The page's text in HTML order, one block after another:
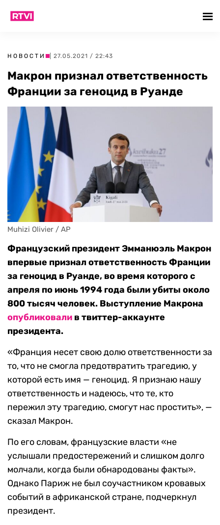
НОВОСТИ | 27.05.2021 / 22:43
Макрон признал ответственность
Франции за геноцид в Руанде
Muhizi Olivier / AP
Французский президент Эмманюэль Макрон
впервые признал ответственность Франции
за геноцид в Руанде, во время которого с
апреля по июнь 1994 года были убиты около
800 тысяч человек. Выступление Макрона
опубликовали в твиттер-аккаунте
президента.
«Франция несет свою долю ответственности за
то, что не смогла предотвратить трагедию, у
которой есть имя — геноцид. Я признаю нашу
ответственность и надеюсь, что те, кто
пережил эту трагедию, смогут нас простить», —
сказал Макрон.
По его словам, французские власти «не
услышали предостережений и слишком долго
молчали, когда были обнародованы факты».
Однако Париж не был соучастником кровавых
событий в африканской стране, подчеркнул
президент.